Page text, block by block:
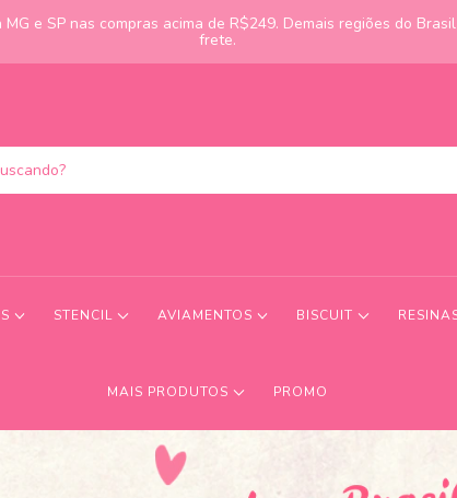
e SP nas compras acima de R$249. Demais regiões do
frete.
STENCIL AVIAMENTOS BISCUIT
MAIS PRODUTOS PROMO